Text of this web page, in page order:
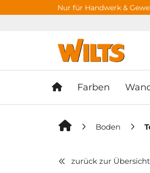
Springe zu Hauptinhalt Springe zum
Nur für Handwerk &
Farben
Boden
zurück zur Übersicht